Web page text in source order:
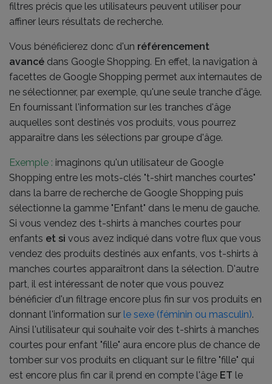
filtres précis que les utilisateurs peuvent utiliser pour
affiner leurs résultats de recherche.
Vous bénéficierez donc d'un référencement
avancé dans Google Shopping. En effet, la navigation à
facettes de Google Shopping permet aux internautes de
ne sélectionner, par exemple, qu'une seule tranche d'âge.
En fournissant l'information sur les tranches d'âge
auquelles sont destinés vos produits, vous pourrez
apparaître dans les sélections par groupe d'âge.
Exemple : imaginons qu'un utilisateur de Google
Shopping entre les mots-clés "t-shirt manches courtes"
dans la barre de recherche de Google Shopping puis
sélectionne la gamme "Enfant" dans le menu de gauche.
Si vous vendez des t-shirts à manches courtes pour
enfants et si vous avez indiqué dans votre flux que vous
vendez des produits destinés aux enfants, vos t-shirts à
manches courtes apparaîtront dans la sélection. D'autre
part, il est intéressant de noter que vous pouvez
bénéficier d'un filtrage encore plus fin sur vos produits en
donnant l'information sur le sexe (féminin ou masculin).
Ainsi l'utilisateur qui souhaite voir des t-shirts à manches
courtes pour enfant "fille" aura encore plus de chance de
tomber sur vos produits en cliquant sur le filtre "fille" qui
est encore plus fin car il prend en compte l'âge ET le